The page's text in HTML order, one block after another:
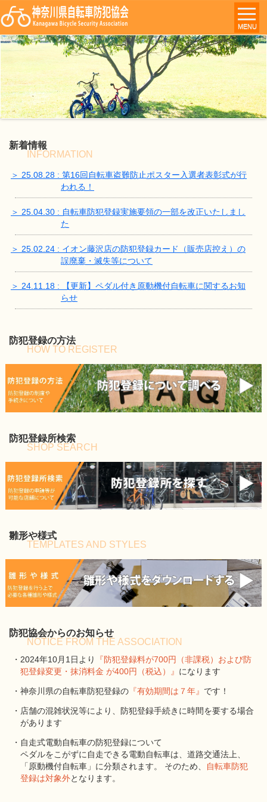
MENU
新着情報
INFORMATION
＞ 25.08.28 : 第16回自転車盗難防止ポスター入選者表彰式が行
われる！
＞ 25.04.30 : 自転車防犯登録実施要領の一部を改正いたしまし
た
＞ 25.02.24 : イオン藤沢店の防犯登録カード（販売店控え）の
誤廃棄・滅失等について
＞ 24.11.18 : 【更新】ペダル付き原動機付自転車に関するお知
らせ
防犯登録の方法
HOW TO REGISTER
防犯登録所検索
SHOP SEARCH
雛形や様式
TEMPLATES AND STYLES
防犯協会からのお知らせ
NOTICE FROM THE ASSOCIATION
・2024年10月1日より
『防犯登録料が700円（非課税）および防
犯登録変更・抹消料金 が400円（税込）』 になります
・神奈川県の自転車防犯登録の 『有効期間は７年』 です！
・店舗の混雑状況等により、防犯登録手続きに時間を要する場合
があります
・自走式電動自転車の防犯登録について
ペダルをこがずに自走できる電動自転車は、道路交通法上、
「原動機付自転車」に分類されます。 そのため、
自転車防犯
登録は対象外となります。